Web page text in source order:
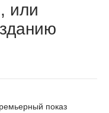
или
показ